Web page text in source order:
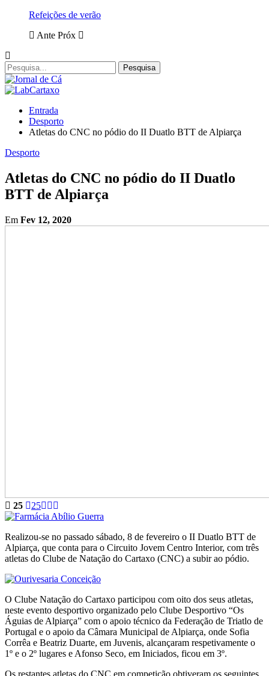
Refeições de verão
Ante Próx
Entrada
Desporto
Atletas do CNC no pódio do II Duatlo BTT de Alpiarça
Desporto
Atletas do CNC no pódio do II Duatlo
BTT de Alpiarça
Em Fev 12, 2020
25 25
Realizou-se no passado sábado, 8 de fevereiro o II Duatlo BTT de
Alpiarça, que conta para o Circuito Jovem Centro Interior, com três
atletas do Clube de Natação do Cartaxo (CNC) a subir ao pódio.
O Clube Natação do Cartaxo participou com oito dos seus atletas,
neste evento desportivo organizado pelo Clube Desportivo “Os
Águias de Alpiarça” com o apoio técnico da Federação de Triatlo de
Portugal e o apoio da Câmara Municipal de Alpiarça, onde Sofia
Corrêa e Beatriz Duarte, em Juvenis, alcançaram respetivamente o
1º e o 2º lugares e Afonso Seco, em Iniciados, ficou em 3º.
Os restantes atletas do CNC em competição obtiveram os seguintes